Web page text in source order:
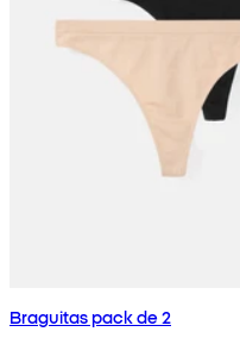
Braguitas pack de 2